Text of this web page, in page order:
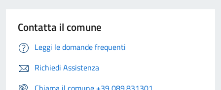
Contatta il comune
Leggi le domande frequenti
Richiedi Assistenza